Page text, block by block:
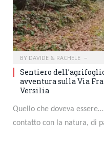
BY DAVIDE & RACHELE
Sentiero
avventura sulla Via
Versilia
Quello che doveva
contatto con la natura, di